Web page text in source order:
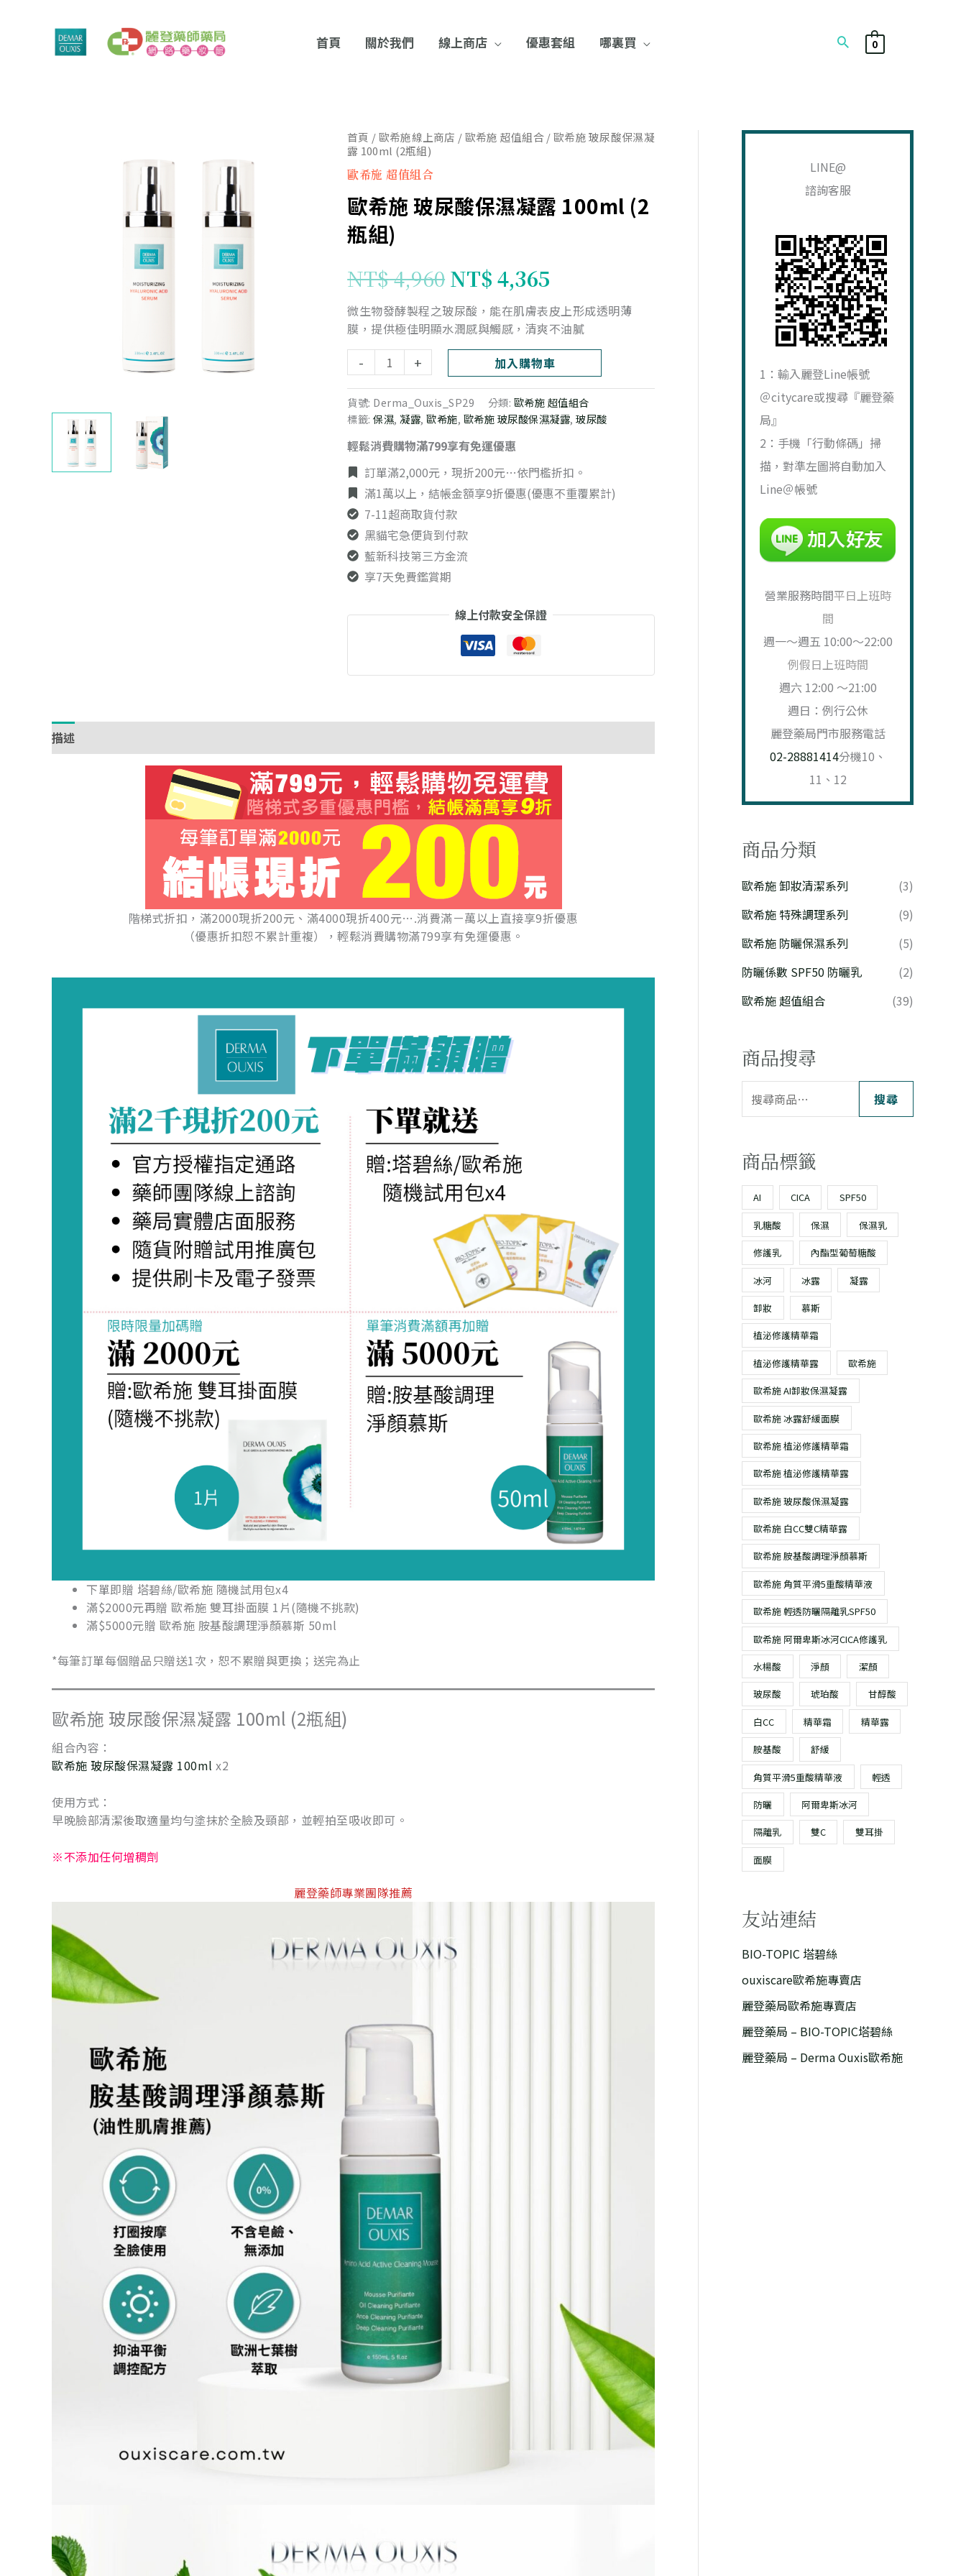
首頁 關於我們 線上商店 優惠套組 哪裏買
搜
0
首頁 /歐希施線上商店 /歐希施 超值組合/ 歐希施 玻尿酸保濕凝
露 100ml (2瓶組)
歐希施 超值組合
歐希施 玻尿酸保濕凝露 100ml (2
瓶組)
NT$4,960
原
始
格：
NT$ 4,960。
NT$ 4,365
目
NT$ 4,365。
微生物發酵製程之玻尿酸，能在肌膚表皮上形成透明薄
膜，提供極佳明顯水潤感與觸感，清爽不油膩
-
歐
希
施
玻
尿
酸
濕
凝
露
100ml
瓶
組)
量
+ 加入購物車
貨號: Derma_Ouxis_SP29 分類: 歐希施 超值組合
標籤:保濕,凝露,歐希施, 歐希施 玻尿酸保濕凝露,玻尿酸
輕鬆消費購物滿799享有免運優惠
訂單滿2,000元，現折200元…依門檻折扣。
滿1萬以上，結帳金額享9折優惠(優惠不重覆累計)
7-11超商取貨付款
黑貓宅急便貨到付款
藍新科技第三方金流
享7天免費鑑賞期
線上付款安全保證
描述
階梯式折扣，滿2000現折200元、滿4000現折400元….消費滿ㄧ萬以上直接享9折優惠
（優惠折扣恕不累計重複），輕鬆消費購物滿799享有免運優惠。
下單即贈 塔碧絲/歐希施 隨機試用包x4
滿$2000元再贈 歐希施 雙耳掛面膜 1片(隨機不挑款)
滿$5000元贈 歐希施 胺基酸調理淨顏慕斯 50ml
*每筆訂單每個贈品只贈送1次，恕不累贈與更換；送完為止
歐希施 玻尿酸保濕凝露 100ml (2瓶組)
組合內容：
歐希施 玻尿酸保濕凝露 100ml x2
使用方式：
早晚臉部清潔後取適量均勻塗抹於全臉及頸部，並輕拍至吸收即可。
※不添加任何增稠劑
麗登藥師專業團隊推薦
LINE@
諮詢客服
1：輸入麗登Line帳號
＠citycare或搜尋『麗登藥
局』
2：手機「行動條碼」掃
描，對準左圖將自動加入
Line＠帳號
營業服務時間平日上班時
間
週一～週五 10:00～22:00
例假日上班時間
週六 12:00 ～21:00
週日：例行公休
麗登藥局門市服務電話
02-28881414分機10、
11、12
商品分類
歐希施 卸妝清潔系列
(3)
歐希施 特殊調理系列
(9)
歐希施 防曬保濕系列
(5)
防曬係數 SPF50 防曬乳
(2)
歐希施 超值組合
(39)
商品搜尋
搜尋
商品標籤
AI CICA SPF50
乳糖酸 保濕 保濕乳
修護乳 內酯型葡萄糖酸
冰河 冰露 凝露
卸妝 慕斯
植泌修護精華霜
植泌修護精華露 歐希施
歐希施 AI卸妝保濕凝露
歐希施 冰露舒緩面膜
歐希施 植泌修護精華霜
歐希施 植泌修護精華露
歐希施 玻尿酸保濕凝露
歐希施 白CC雙C精華露
歐希施 胺基酸調理淨顏慕斯
歐希施 角質平滑5重酸精華液
歐希施 輕透防曬隔離乳SPF50
歐希施 阿爾卑斯冰河CICA修護乳
水楊酸 淨顏 潔顏
玻尿酸 琥珀酸 甘醇酸
白CC 精華霜 精華露
胺基酸 舒緩
角質平滑5重酸精華液 輕透
防曬 阿爾卑斯冰河
隔離乳 雙C 雙耳掛
面膜
友站連結
BIO-TOPIC 塔碧絲
ouxiscare歐希施專賣店
麗登藥局歐希施專賣店
麗登藥局 – BIO-TOPIC塔碧絲
麗登藥局 – Derma Ouxis歐希施